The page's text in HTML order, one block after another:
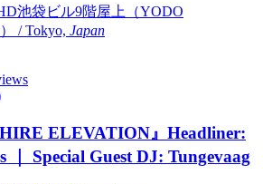
池袋ビル9階屋上（YODO
/ Tokyo, Japan
ELEVATION』Headliner:
｜ Special Guest DJ: Tungevaag